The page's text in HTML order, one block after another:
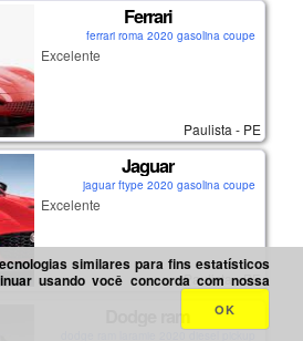
Ferrari
ferrari roma 2020 gasolina coupe
Excelente
Paulista - PE
Jaguar
jaguar ftype 2020 gasolina coupe
Excelente
Paulista - PE
dodge ram laramie 2020 diesel pickup
similares para fins estatísticos
usando você concorda com nossa
OK